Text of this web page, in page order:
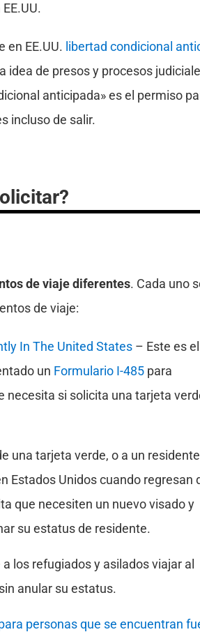
en EE.UU. libertad condicional
idea de presos y procesos
anticipada» es el permiso
incluso de salir.
de viaje diferentes. Cada uno
de viaje:
In The United States – Este es
un Formulario I-485 para
necesita si solicita una tarjeta
una tarjeta verde, o a un residente
Estados Unidos cuando regresan
que necesiten un nuevo visado y
su estatus de residente.
los refugiados y asilados viajar al
anular su estatus.
personas que se encuentran